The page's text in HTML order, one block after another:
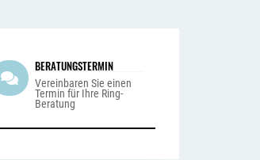
BERATUNGSTERMIN
Vereinbaren Sie einen
Termin für Ihre Ring-
Beratung